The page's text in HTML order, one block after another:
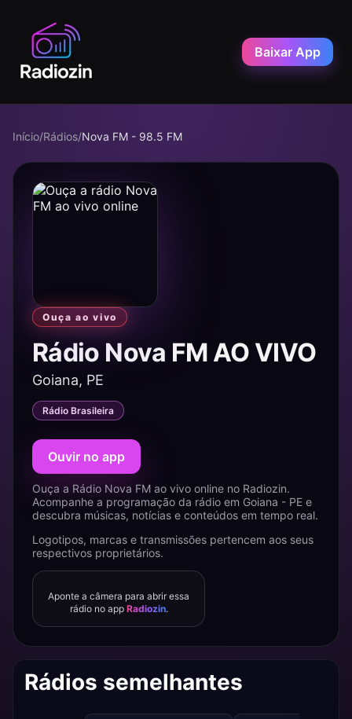
Baixar App
Início/Rádios/Nova FM - 98.5 FM
Ouça ao vivo
Rádio Nova FM AO VIVO
Goiana, PE
Rádio Brasileira
Ouvir no app
Ouça a Rádio Nova FM ao vivo online no Radiozin.
Acompanhe a programação da rádio em Goiana - PE e
descubra músicas, notícias e conteúdos em tempo real.
Logotipos, marcas e transmissões pertencem aos seus
respectivos proprietários.
Aponte a câmera para abrir essa
rádio no app Radiozin.
Rádios semelhantes